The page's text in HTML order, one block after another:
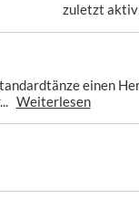
zuletzt
einen
Weiterlesen